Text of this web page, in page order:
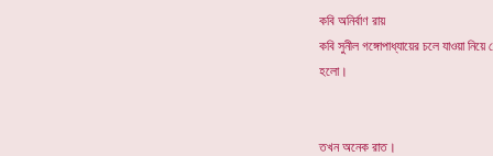
কবি অনির্বাণ রায়
কবি সুনীল গঙ্গোপাধ্যায়ের চলে যাওয়া
হলো।
তখন অনেক রাত।